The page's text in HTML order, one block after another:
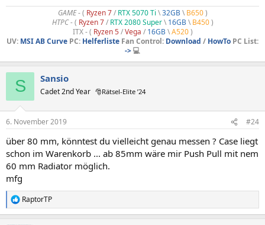
GAME- ( Ryzen 7/ RTX 5070 Ti \32GB\ B650)
HTPC -( Ryzen 7/ RTX 2080 Super\ 16GB\ B450)
ITX - ( Ryzen 5/Vega / 16GB\A520)
UV: MSI AB Curve PC: Helferliste Fan Control: Download / HowTo PC List:
->💻
S Sansio
Cadet 2nd Year 🎅Rätsel-Elite ’24
6. November 2019 #24
über 80 mm, könntest du vielleicht genau messen ? Case liegt
schon im Warenkorb ... ab 85mm wäre mir Push Pull mit nem
60 mm Radiator möglich.
mfg
R
e
RaptorTP